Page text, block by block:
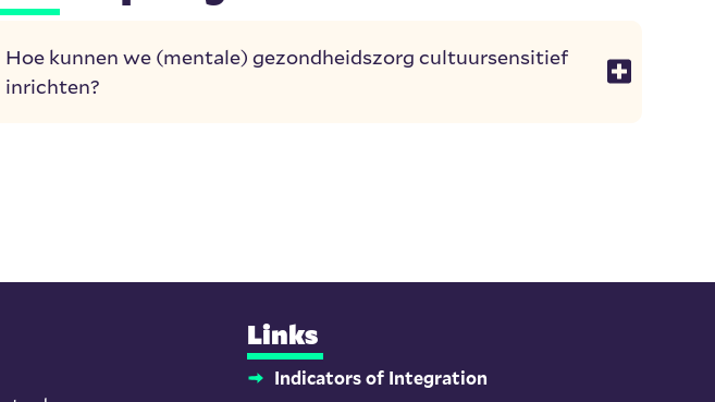
Hoe kunnen we (mentale) gezondheidszorg cultuursensitief
inrichten?
Links
Indicators of Integration